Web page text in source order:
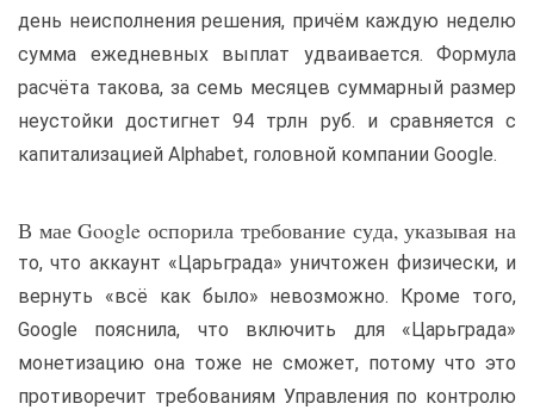
день неисполнения решения, причём каждую неделю
сумма ежедневных выплат удваивается. Формула
расчёта такова, за семь месяцев суммарный размер
неустойки достигнет 94 трлн руб. и сравняется с
капитализацией Alphabet, головной компании Google.
В мае Google оспорила требование суда, указывая на
то, что аккаунт «Царьграда» уничтожен физически, и
вернуть «всё как было» невозможно. Кроме того,
Google пояснила, что включить для «Царьграда»
монетизацию она тоже не сможет, потому что это
противоречит требованиям Управления по контролю